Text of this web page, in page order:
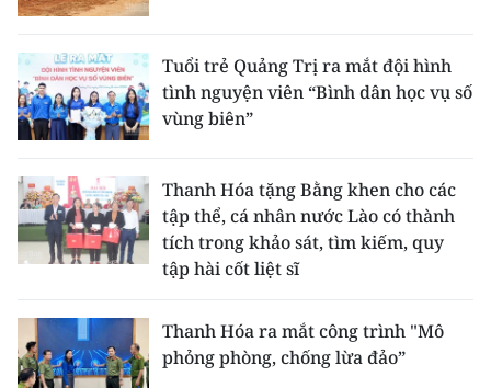
Tuổi trẻ Quảng Trị ra mắt đội hình
tình nguyện viên “Bình dân học vụ số
vùng biên”
Thanh Hóa tặng Bằng khen cho các
tập thể, cá nhân nước Lào có thành
tích trong khảo sát, tìm kiếm, quy
tập hài cốt liệt sĩ
Thanh Hóa ra mắt công trình "Mô
phỏng phòng, chống lừa đảo”